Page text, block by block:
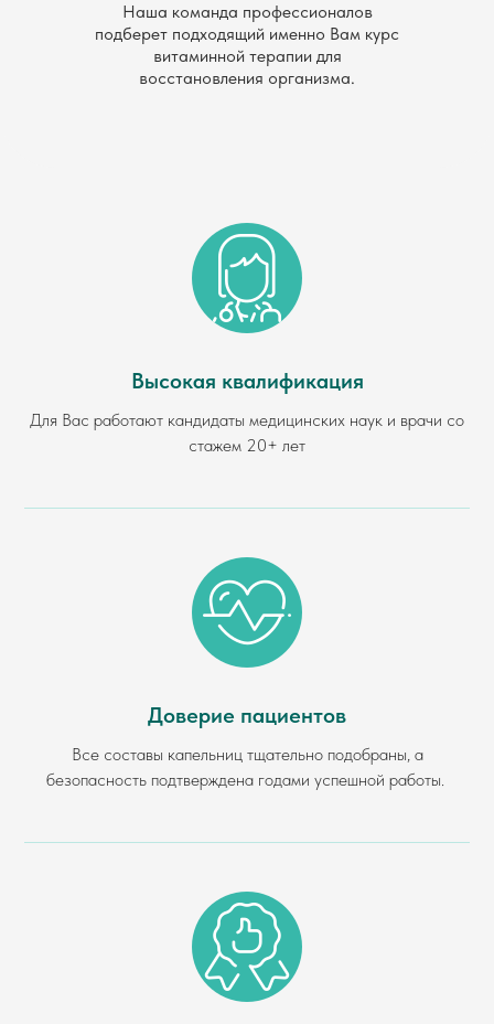
Наша команда профессионалов
подберет подходящий именно Вам курс
витаминной терапии для
восстановления организма.
Высокая квалификация
Для Вас работают кандидаты медицинских наук и врачи со
стажем 20+ лет
Доверие пациентов
Все составы капельниц тщательно подобраны, а
безопасность подтверждена годами успешной работы.